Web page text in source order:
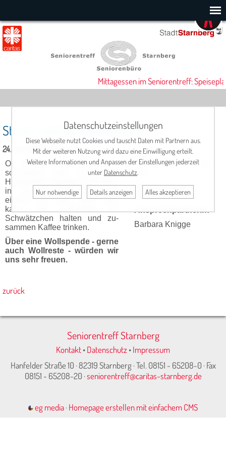
Mittagessen im Seniorentreff:
Strick- und Handarbeitskreis
24. Juni 2026, 13:30 Uhr
Ob Sie nun sticken, stricken,
schnei­dern oder sonst eine
Hand­arbeit erle­digen möch­ten,
in Gemein­schaft macht es
einfach viel mehr Spaß. Hier
kann man nebenbei ein
Schwätz­chen halten und zu­
sammen Kaffee trinken.
Über eine Wollspende - gerne
auch Wollreste - würden wir
uns sehr freuen.
Termin: Mi., ab 13.30
Uhr
Ort:Cafeteria im
Seniorentreff
Ansprechpartnerin:
Barbara Knigge
zurück
Seniorentreff Starnberg
Kontakt•Datenschutz•Impressum
Hanfelder Straße 10 · 82319 Starnberg · Tel. 08151 - 65208-0 · Fax
08151 - 65208-20 ·seniorentreff@caritas-starnberg.de
eg media·Homepage erstellen mit einfachem CMS
Datenschutzeinstellungen
Diese Webseite nutzt Cookies und tauscht Daten mit Partnern aus.
Mit der weiteren Nutzung wird dazu eine Einwilligung erteilt.
Weitere Informationen und Anpassen der Einstellungen jederzeit
unter Datenschutz
Nur notwendige Details anzeigen Alles akzeptieren